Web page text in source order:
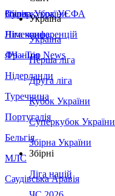
Збірна України
Італія
Німеччина
Франція
Нідерланди
Туреччина
Португалія
Бельгія
МЛС
Саудівська Аравія
Суперкубок УЄФА
Ліга конференцій
ЛЧ - Top News
Україна
Україна
Перша ліга
Друга ліга
Кубок України
Суперкубок України
Збірна України
Збірні
Ліга націй